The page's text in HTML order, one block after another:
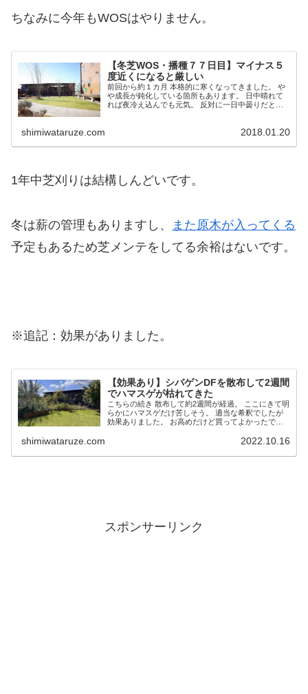
ちなみに今年もWOSはやりません。
【冬芝WOS・播種７７日目】マイナス５
度近くになると厳しい
前回から約１カ月 本格的に寒くなってきました。 や
や成長が鈍化している箇所もあります。 日中晴れて
れば夜冷え込んでも元気。 反対に一日中曇りだと元
shimiwataruze.com 2018.01.20
1年中芝刈りは結構しんどいです。
冬は薪の管理もありますし、
また原木が入ってくる
予定もあるため芝メンテをしてる余裕はないです。
※追記：効果がありました。
【効果あり】シバゲンDFを散布して2週間
でハマスゲが枯れてきた
こちらの続き 散布して約2週間が経過。 ここにきて明
らかにハマスゲだけ苦しそう。 適当な希釈でしたが
効果ありました。 お高めだけど買ってよかったで
shimiwataruze.com 2022.10.16
スポンサーリンク